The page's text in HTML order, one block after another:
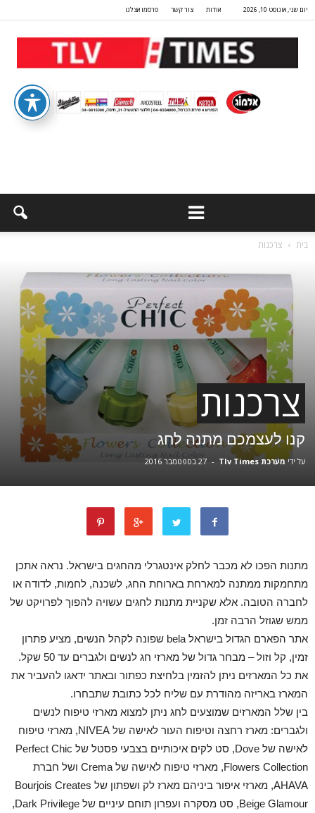
יום שני, אוגוסט 10, 2026 אודות צור קשר פרסמו אצלנו
בית צרכנות
צרכנות
קנו לעצמכם מתנה לחג
על ידימערכת Tlv Times - 27 בספטמבר 2016
מתנות הפכו לא מכבר לחלק אינטגרלי מהחגים בישראל. נראה אתכן
מתחמקות ממתנה למארחת בארוחת החג, לשכנה, לחמות, לדודה או
לחברה הטובה. אלא שקניית מתנות לחגים עשויה להפוך לפרויקט של
ממש שגוזל הרבה זמן.
אתר הפארם הגדול בישראל bela שפונה לקהל הנשים, מציע פתרון
זמין, קל וזול – מבחר גדול של מארזי חג לנשים ולגברים עד 50 שקל.
את כל המארזים ניתן להזמין בלחיצת כפתור ובאתר ידאגו להעביר את
המארז באריזה מהודרת עם שליח לכל כתובת שתבחרו.
בין שלל המארזים שמוצעים לחג ניתן למצוא מארזי טיפוח לנשים
ולגברים: מארז רחצה וטיפוח העור לאישה של NIVEA, מארזי טיפוח
לאישה של Dove, סט לקים איכותיים בצבעי פסטל של Perfect Chic
Flowers Collection, מארזי טיפוח לאישה של Crema ושל חברת
AHAVA, מארזי איפור ביניהם מארז לק ושפתון של Bourjois Creates
Beige Glamour, סט מסקרה ועפרון תוחם עיניים של Dark Privilege,